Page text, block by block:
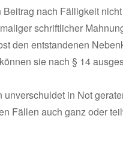
Beitrag nach Fälligkeit
schriftlicher
den entstandenen
sie nach § 14
unverschuldet in Not
Fällen auch ganz oder